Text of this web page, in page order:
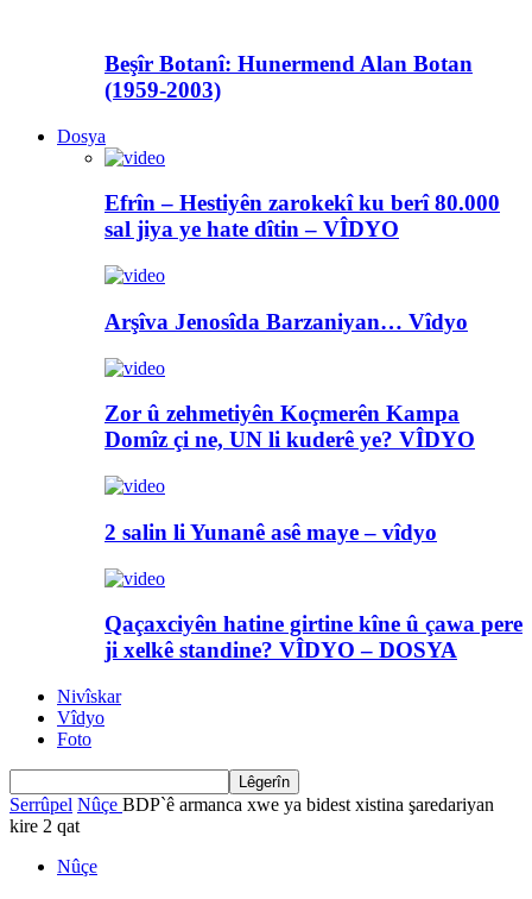
Beşîr Botanî: Hunermend Alan Botan
(1959-2003)
Dosya
Efrîn – Hestiyên zarokekî ku berî 80.000
sal jiya ye hate dîtin – VÎDYO
Arşîva Jenosîda Barzaniyan… Vîdyo
Zor û zehmetiyên Koçmerên Kampa
Domîz çi ne, UN li kuderê ye? VÎDYO
2 salin li Yunanê asê maye – vîdyo
Qaçaxciyên hatine girtine kîne û çawa pere
ji xelkê standine? VÎDYO – DOSYA
Nivîskar
Vîdyo
Foto
Serrûpel Nûçe BDP`ê armanca xwe ya bidest xistina şaredariyan
kire 2 qat
Nûçe